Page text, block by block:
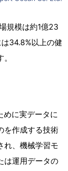
規模は約1億23
34.8%以上の健
めに実データに
を作成する技術
れ、機械学習モ
は運用データの